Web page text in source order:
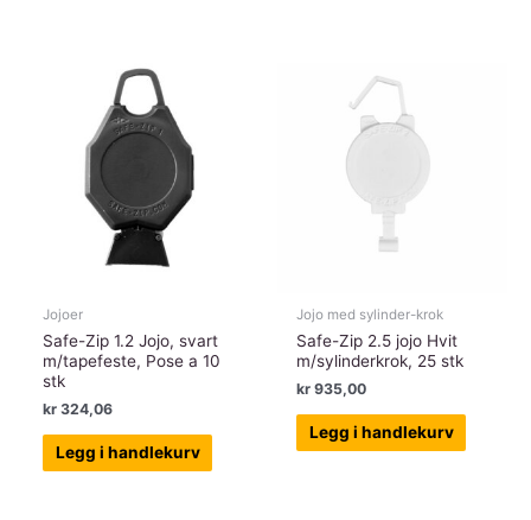
Jojoer
Safe-Zip 1.2 Jojo, svart
m/tapefeste, Pose a 10
stk
kr 324,06
Legg i handlekurv
Jojo med sylinder-krok
Safe-Zip 2.5 jojo Hvit
m/sylinderkrok, 25 stk
kr 935,00
Legg i handlekurv